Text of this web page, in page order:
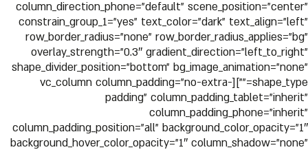
column_direction_phone=”default” scene_position=”center”
constrain_group_1=”yes” text_color=”dark” text_align=”left”
row_border_radius=”none” row_border_radius_applies=”bg”
overlay_strength=”0.3″ gradient_direction=”left_to_right”
shape_divider_position=”bottom” bg_image_animation=”none”
shape_type=””][vc_column column_padding=”no-extra-
padding” column_padding_tablet=”inherit”
column_padding_phone=”inherit”
column_padding_position=”all” background_color_opacity=”1″
background_hover_color_opacity=”1″ column_shadow=”none”